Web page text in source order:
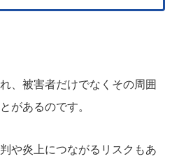
、被害者だけでなくその周囲
があるのです。
や炎上につながるリスクもあ